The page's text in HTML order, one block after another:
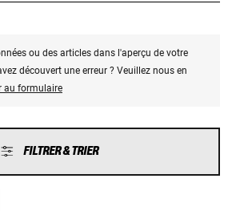
ou des articles dans l'aperçu de votre
découvert une erreur ? Veuillez nous en
au formulaire
FILTRER & TRIER